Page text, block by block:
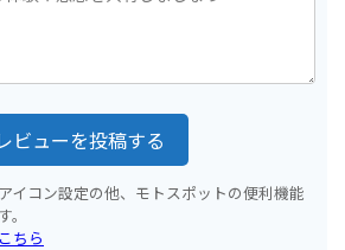
ビューを投稿する
イコン設定の他、モトスポットの便利機能
こちら